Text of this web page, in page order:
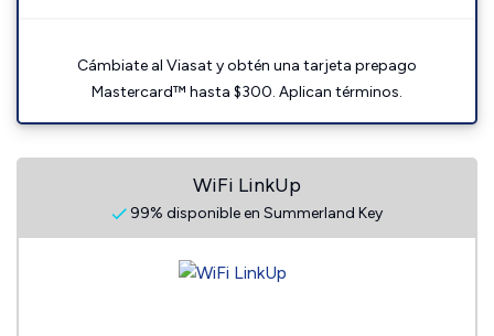
Cámbiate al Viasat y obtén una tarjeta prepago
Mastercard™ hasta $300. Aplican términos.
WiFi LinkUp
99% disponible en Summerland Key